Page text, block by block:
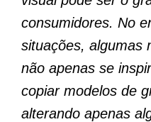
consumidores. No
situações, algumas
não apenas se
copiar modelos de
alterando apenas